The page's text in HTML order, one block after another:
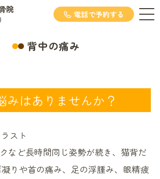
院
電話で予約する
背中の痛み
みはありませんか？
など長時間同じ姿勢が続き、猫背だ
りや首の痛み、足の浮腫み、眼精疲